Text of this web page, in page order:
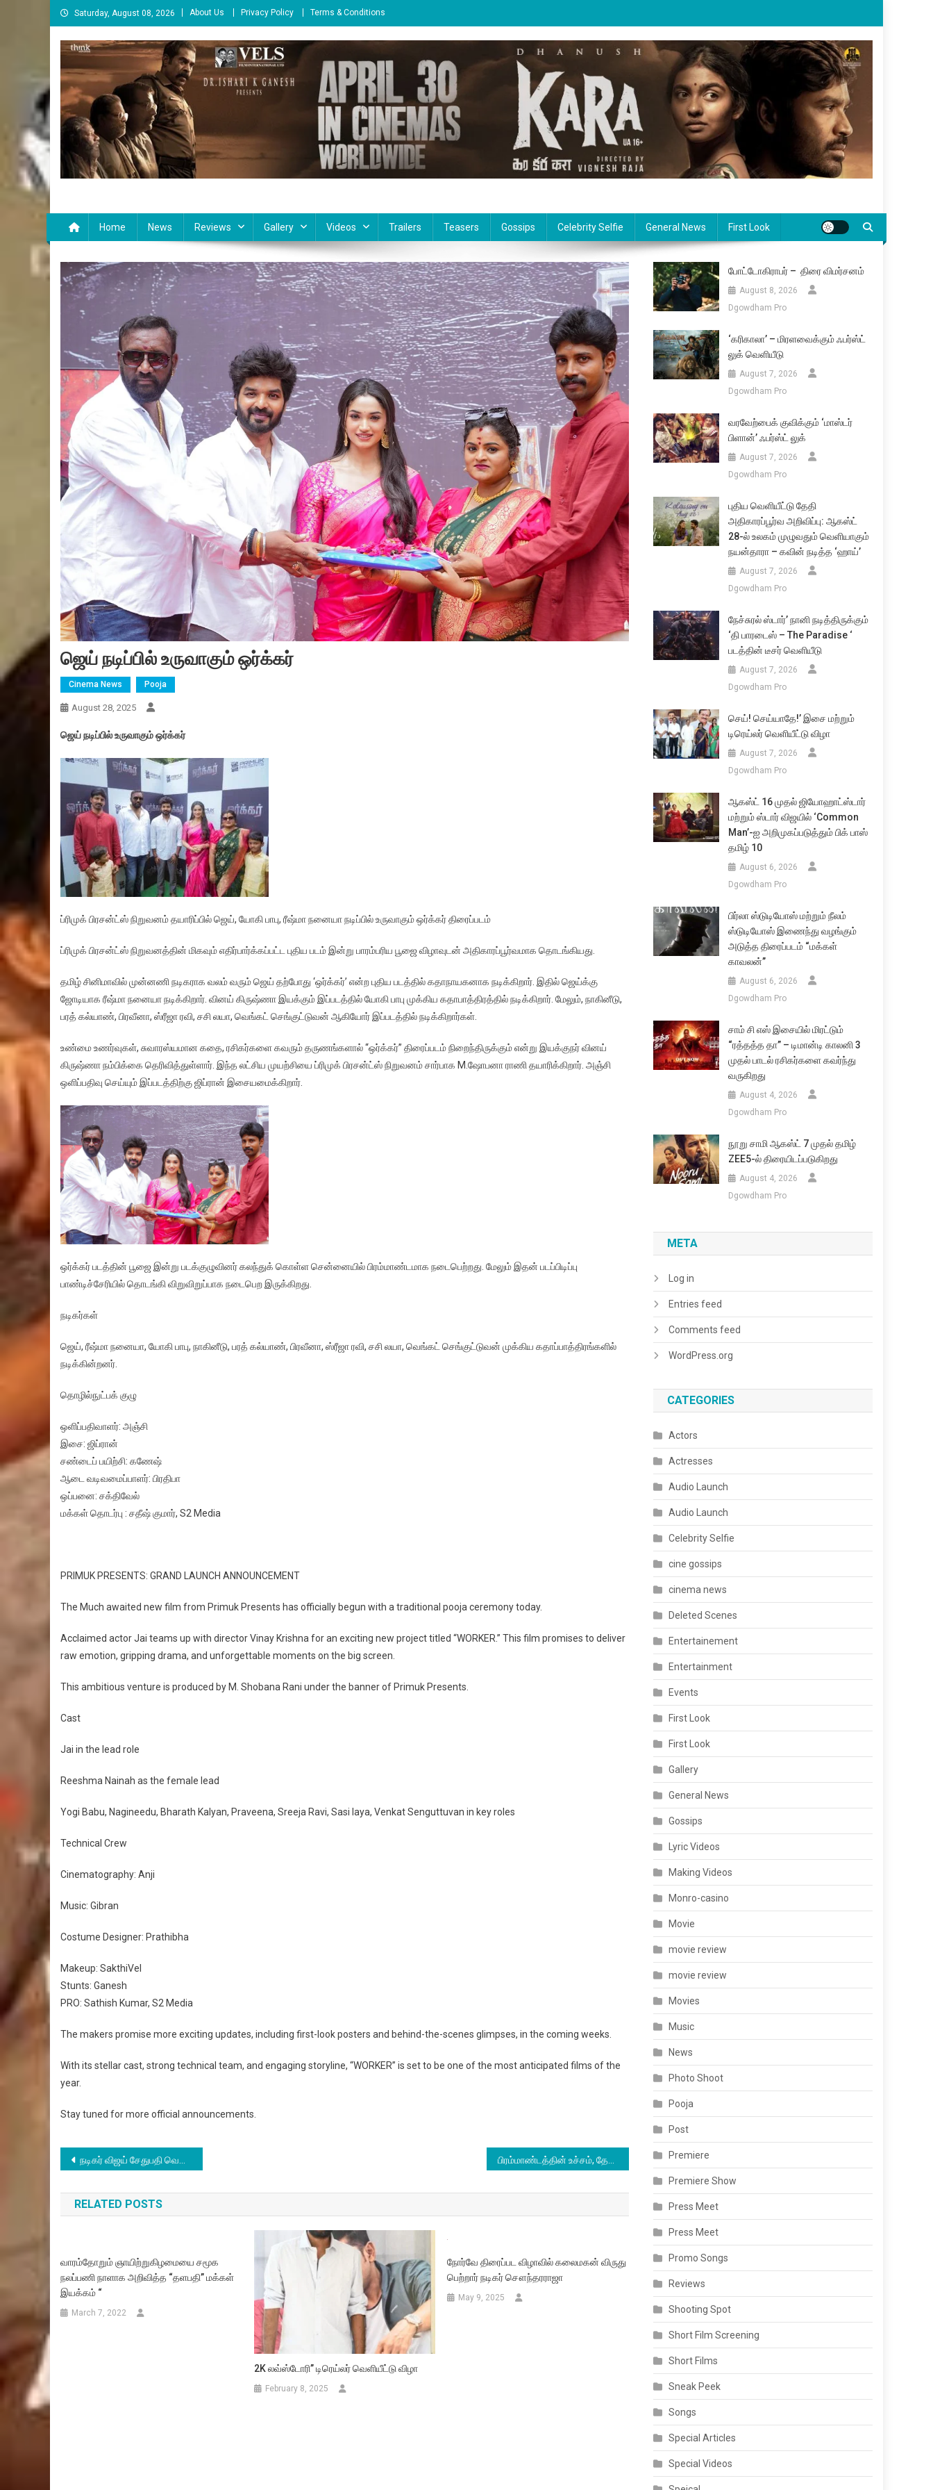
Skip
to
content
Saturday, August 08, 2026 About Us Privacy Policy Terms & Conditions
Cinema Paarvai
Home News Reviews Gallery Videos Trailers Teasers Gossips Celebrity Selfie General News First Look
ஜெய் நடிப்பில் உருவாகும் ஒர்க்கர்
Cinema News Pooja
August 28, 2025
ஜெய் நடிப்பில் உருவாகும் ஒர்க்கர்
ப்ரிமுக் பிரசன்ட்ஸ் நிறுவனம் தயாரிப்பில் ஜெய், யோகி பாபு, ரீஷ்மா நனையா நடிப்பில் உருவாகும் ஒர்க்கர் திரைப்படம்
ப்ரிமுக் பிரசன்ட்ஸ் நிறுவனத்தின் மிகவும் எதிர்பார்க்கப்பட்ட புதிய படம் இன்று பாரம்பரிய பூஜை விழாவுடன் அதிகாரப்பூர்வமாக தொடங்கியது.
தமிழ் சினிமாவில் முன்னணி நடிகராக வலம் வரும் ஜெய் தற்போது ‘ஒர்க்கர்’ என்ற புதிய படத்தில் கதாநாயகனாக நடிக்கிறார். இதில் ஜெய்க்கு
ஜோடியாக ரீஷ்மா நனையா நடிக்கிறார். வினய் கிருஷ்ணா இயக்கும் இப்படத்தில் யோகி பாபு முக்கிய கதாபாத்திரத்தில் நடிக்கிறார். மேலும், நாகினீடு,
பரத் கல்யாண், பிரவீனா, ஸ்ரீஜா ரவி, சசி லயா, வெங்கட் செங்குட்டுவன் ஆகியோர் இப்படத்தில் நடிக்கிறார்கள்.
உண்மை உணர்வுகள், சுவாரஸ்யமான கதை, ரசிகர்களை கவரும் தருணங்களால் “ஒர்க்கர்” திரைப்படம் நிறைந்திருக்கும் என்று இயக்குநர் வினய்
கிருஷ்ணா நம்பிக்கை தெரிவித்துள்ளார். இந்த லட்சிய முயற்சியை ப்ரிமுக் பிரசன்ட்ஸ் நிறுவனம் சார்பாக M.ஷோபனா ராணி தயாரிக்கிறார். அஞ்சி
ஒளிப்பதிவு செய்யும் இப்படத்திற்கு ஜிப்ரான் இசையமைக்கிறார்.
ஒர்க்கர் படத்தின் பூஜை இன்று படக்குழுவினர் கலந்துக் கொள்ள சென்னையில் பிரம்மாண்டமாக நடைபெற்றது. மேலும் இதன் படப்பிடிப்பு
பாண்டிச்சேரியில் தொடங்கி விறுவிறுப்பாக நடைபெற இருக்கிறது.
நடிகர்கள்
ஜெய், ரீஷ்மா நனையா, யோகி பாபு, நாகினீடு, பரத் கல்யாண், பிரவீனா, ஸ்ரீஜா ரவி, சசி லயா, வெங்கட் செங்குட்டுவன் முக்கிய கதாப்பாத்திரங்களில்
நடிக்கின்றனர்.
தொழில்நுட்பக் குழு
ஒளிப்பதிவாளர்: அஞ்சி
இசை: ஜிப்ரான்
சண்டைப் பயிற்சி: கணேஷ்
ஆடை வடிவமைப்பாளர்: பிரதிபா
ஒப்பனை: சக்திவேல்
மக்கள் தொடர்பு : சதீஷ் குமார், S2 Media
PRIMUK PRESENTS: GRAND LAUNCH ANNOUNCEMENT
The Much awaited new film from Primuk Presents has officially begun with a traditional pooja ceremony today.
Acclaimed actor Jai teams up with director Vinay Krishna for an exciting new project titled “WORKER.” This film promises to deliver
raw emotion, gripping drama, and unforgettable moments on the big screen.
This ambitious venture is produced by M. Shobana Rani under the banner of Primuk Presents.
Cast
Jai in the lead role
Reeshma Nainah as the female lead
Yogi Babu, Nagineedu, Bharath Kalyan, Praveena, Sreeja Ravi, Sasi laya, Venkat Senguttuvan in key roles
Technical Crew
Cinematography: Anji
Music: Gibran
Costume Designer: Prathibha
Makeup: SakthiVel
Stunts: Ganesh
PRO: Sathish Kumar, S2 Media
The makers promise more exciting updates, including first-look posters and behind-the-scenes glimpses, in the coming weeks.
With its stellar cast, strong technical team, and engaging storyline, “WORKER” is set to be one of the most anticipated films of the
year.
Stay tuned for more official announcements.
Post
navigation
நடிகர் விஜய் சேதுபதி வெளியிட்ட நட்டியின் “ரைட்” திரைப்பட ஃபர்ஸ்ட் லுக்
RELATED POSTS
வாரம்தோறும் ஞாயிற்றுகிழமையை சமூக
நலப்பணி நாளாக அறிவித்த “தளபதி” மக்கள்
இயக்கம் “
March 7, 2022
2K லவ்ஸ்டோரி” டிரெய்லர் வெளியீட்டு விழா
February 8, 2025
நோர்வே திரைப்பட விழாவில் கலைமகன் விருது
பெற்றார் நடிகர் சௌந்தரராஜா
May 9, 2025
போட்டோகிராபர் – திரை விமர்சனம்
August 8, 2026
Dgowdham Pro
‘கரிகாலா’ – மிரளவைக்கும் ஃபர்ஸ்ட்
லுக் வெளியீடு
August 7, 2026
Dgowdham Pro
வரவேற்பைக் குவிக்கும் ‘மாஸ்டர்
பிளான்’ ஃபர்ஸ்ட் லுக்
August 7, 2026
Dgowdham Pro
புதிய வெளியீட்டு தேதி
அதிகாரப்பூர்வ அறிவிப்பு: ஆகஸ்ட்
28-ல் உலகம் முழுவதும் வெளியாகும்
நயன்தாரா – கவின் நடித்த ‘ஹாய்’
August 7, 2026
Dgowdham Pro
நேச்சுரல் ஸ்டார்’ நானி நடித்திருக்கும்
‘தி பாரடைஸ் – The Paradise ‘
படத்தின் டீசர் வெளியீடு
August 7, 2026
Dgowdham Pro
செய்! செய்யாதே!’ இசை மற்றும்
டிரெய்லர் வெளியீட்டு விழா
August 7, 2026
Dgowdham Pro
ஆகஸ்ட் 16 முதல் ஜியோஹாட்ஸ்டார்
மற்றும் ஸ்டார் விஜயில் ‘Common
Man’-ஐ அறிமுகப்படுத்தும் பிக் பாஸ்
தமிழ் 10
August 6, 2026
Dgowdham Pro
பிர்லா ஸ்டுடியோஸ் மற்றும் நீலம்
ஸ்டுடியோஸ் இணைந்து வழங்கும்
அடுத்த திரைப்படம் “மக்கள்
காவலன்”
August 6, 2026
Dgowdham Pro
சாம் சி எஸ் இசையில் மிரட்டும்
“ரத்தத்த தா” – டிமான்டி காலனி 3
முதல் பாடல் ரசிகர்களை கவர்ந்து
வருகிறது
August 4, 2026
Dgowdham Pro
நூறு சாமி ஆகஸ்ட் 7 முதல் தமிழ்
ZEE5-ல் திரையிடப்படுகிறது
August 4, 2026
Dgowdham Pro
META
Log in
Entries feed
Comments feed
WordPress.org
CATEGORIES
Actors
Actresses
Audio Launch
Audio Launch
Celebrity Selfie
cine gossips
cinema news
Deleted Scenes
Entertainement
Entertainment
Events
First Look
First Look
Gallery
General News
Gossips
Lyric Videos
Making Videos
Monro-casino
Movie
movie review
movie review
Movies
Music
News
Photo Shoot
Pooja
Post
Premiere
Premiere Show
Press Meet
Press Meet
Promo Songs
Reviews
Shooting Spot
Short Film Screening
Short Films
Sneak Peek
Songs
Special Articles
Special Videos